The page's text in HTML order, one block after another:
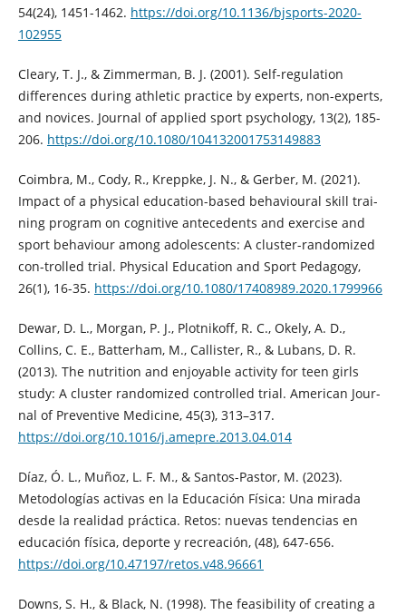
54(24), 1451-1462. https://doi.org/10.1136/bjsports-2020-
102955
Cleary, T. J., & Zimmerman, B. J. (2001). Self-regulation
differences during athletic practice by experts, non-experts,
and novices. Journal of applied sport psychology, 13(2), 185-
206. https://doi.org/10.1080/104132001753149883
Coimbra, M., Cody, R., Kreppke, J. N., & Gerber, M. (2021).
Impact of a physical education-based behavioural skill trai-
ning program on cognitive antecedents and exercise and
sport behaviour among adolescents: A cluster-randomized
con-trolled trial. Physical Education and Sport Pedagogy,
26(1), 16-35. https://doi.org/10.1080/17408989.2020.1799966
Dewar, D. L., Morgan, P. J., Plotnikoff, R. C., Okely, A. D.,
Collins, C. E., Batterham, M., Callister, R., & Lubans, D. R.
(2013). The nutrition and enjoyable activity for teen girls
study: A cluster randomized controlled trial. American Jour-
nal of Preventive Medicine, 45(3), 313–317.
https://doi.org/10.1016/j.amepre.2013.04.014
Díaz, Ó. L., Muñoz, L. F. M., & Santos-Pastor, M. (2023).
Metodologías activas en la Educación Física: Una mirada
desde la realidad práctica. Retos: nuevas tendencias en
educación física, deporte y recreación, (48), 647-656.
https://doi.org/10.47197/retos.v48.96661
Downs, S. H., & Black, N. (1998). The feasibility of creating a